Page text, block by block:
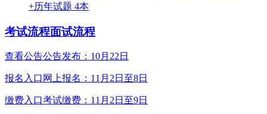
+历年试题 4本
考试流程面试流程
查看公告公告发布：10月22日
报名入口 网上报名：11月2日至8日
缴费入口考试缴费：11月2日至9日